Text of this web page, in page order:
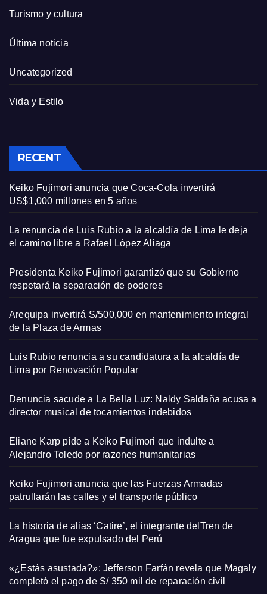
Turismo y cultura
Última noticia
Uncategorized
Vida y Estilo
RECENT
Keiko Fujimori anuncia que Coca-Cola invertirá
US$1,000 millones en 5 años
La renuncia de Luis Rubio a la alcaldía de Lima le deja
el camino libre a Rafael López Aliaga
Presidenta Keiko Fujimori garantizó que su Gobierno
respetará la separación de poderes
Arequipa invertirá S/500,000 en mantenimiento integral
de la Plaza de Armas
Luis Rubio renuncia a su candidatura a la alcaldía de
Lima por Renovación Popular
Denuncia sacude a La Bella Luz: Naldy Saldaña acusa a
director musical de tocamientos indebidos
Eliane Karp pide a Keiko Fujimori que indulte a
Alejandro Toledo por razones humanitarias
Keiko Fujimori anuncia que las Fuerzas Armadas
patrullarán las calles y el transporte público
La historia de alias ‘Catire’, el integrante delTren de
Aragua que fue expulsado del Perú
«¿Estás asustada?»: Jefferson Farfán revela que Magaly
completó el pago de S/ 350 mil de reparación civil